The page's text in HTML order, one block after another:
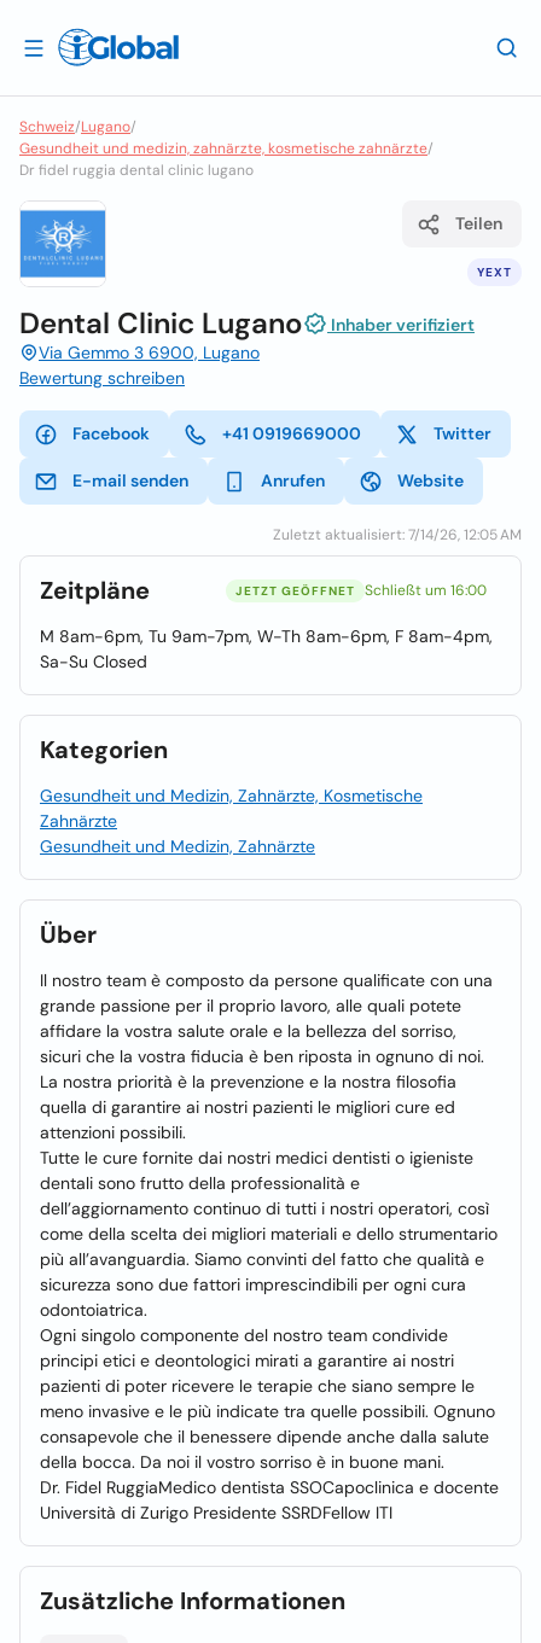
Schweiz/Lugano/
Gesundheit und medizin, zahnärzte, kosmetische zahnärzte/
Dr fidel ruggia dental clinic lugano
YEXT
Teilen
Dental Clinic Lugano
Inhaber verifiziert
Via Gemmo 3 6900, Lugano
Bewertung schreiben
Facebook +41 0919669000 Twitter
E-mail senden Anrufen Website
Zuletzt aktualisiert: 7/14/26, 12:05 AM
Zeitpläne JETZT GEÖFFNET Schließt um 16:00
M 8am-6pm, Tu 9am-7pm, W-Th 8am-6pm, F 8am-4pm,
Sa-Su Closed
Kategorien
Gesundheit und Medizin, Zahnärzte, Kosmetische
Zahnärzte
Gesundheit und Medizin, Zahnärzte
Über
Il nostro team è composto da persone qualificate con una
grande passione per il proprio lavoro, alle quali potete
affidare la vostra salute orale e la bellezza del sorriso,
sicuri che la vostra fiducia è ben riposta in ognuno di noi.
La nostra priorità è la prevenzione e la nostra filosofia
quella di garantire ai nostri pazienti le migliori cure ed
attenzioni possibili.
Tutte le cure fornite dai nostri medici dentisti o igieniste
dentali sono frutto della professionalità e
dell’aggiornamento continuo di tutti i nostri operatori, così
come della scelta dei migliori materiali e dello strumentario
più all’avanguardia. Siamo convinti del fatto che qualità e
sicurezza sono due fattori imprescindibili per ogni cura
odontoiatrica.
Ogni singolo componente del nostro team condivide
principi etici e deontologici mirati a garantire ai nostri
pazienti di poter ricevere le terapie che siano sempre le
meno invasive e le più indicate tra quelle possibili. Ognuno
consapevole che il benessere dipende anche dalla salute
della bocca. Da noi il vostro sorriso è in buone mani.
Dr. Fidel RuggiaMedico dentista SSOCapoclinica e docente
Università di Zurigo Presidente SSRDFellow ITI
Zusätzliche Informationen